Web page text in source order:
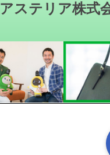
アステリア株式